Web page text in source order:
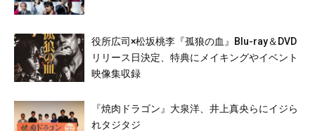
役所広司×松坂桃李『孤狼の血』Blu-ray＆DVD
リリース日決定、特典にメイキングやイベント
映像集収録
『焼肉ドラゴン』大泉洋、井上真央らにイジら
れタジタジ